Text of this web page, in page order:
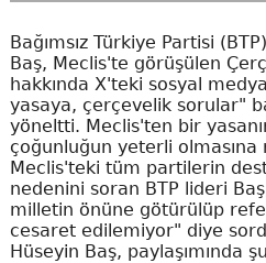
Bağımsız Türkiye Partisi
Baş, Meclis'te görüşülen
hakkında X'teki sosyal
yasaya, çerçevelik sorular"
yöneltti. Meclis'ten bir
çoğunluğun yeterli
Meclis'teki tüm partilerin
nedenini soran BTP lideri
milletin önüne götürülüp
cesaret edilemiyor" diye
Hüseyin Baş, paylaşımında